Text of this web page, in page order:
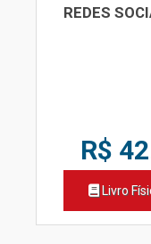
REDES
R$
Livro